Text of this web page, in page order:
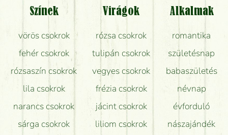
Mit kell tudni a virágcsokrok szállításáról?
Hogy marad a lehető legtovább friss a csokor?
Tudok adventi koszorút vásárolni boltban?
Színek
vörös csokrok
fehér csokrok
rózsaszín csokrok
lila csokrok
narancs csokrok
sárga csokrok
Virágok
rózsa csokrok
tulipán csokrok
vegyes csokrok
frézia csokrok
jácint csokrok
liliom csokrok
Alkalmak
romantika
születésnap
babaszületés
névnap
évforduló
nászajándék